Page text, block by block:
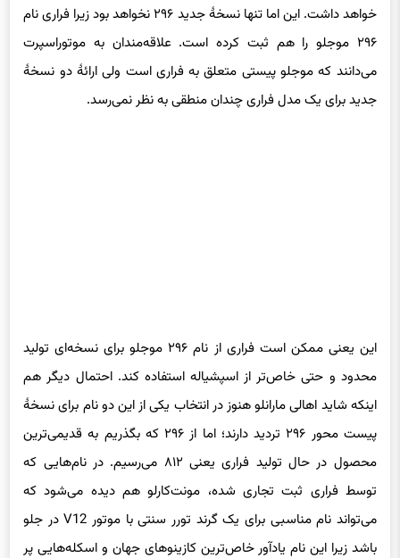
۲۹۶ موجلو را هم ثبت کرده است. علاقه‌مندان به موتوراسپرت
می‌دانند که موجلو پیستی متعلق به فراری است ولی ارائهٔ دو نسخهٔ
جدید برای یک مدل فراری چندان منطقی به نظر نمی‌رسد.
محدود و حتی خاص‌تر از اسپشیاله استفاده کند. احتمال دیگر هم
اینکه شاید اهالی مارانلو هنوز در انتخاب یکی از این دو نام برای نسخهٔ
پیست محور ۲۹۶ تردید دارند؛ اما از ۲۹۶ که بگذریم به قدیمی‌ترین
محصول در حال تولید فراری یعنی ۸۱۲ می‌رسیم. در نام‌هایی که
توسط فراری ثبت تجاری شده، مونت‌کارلو هم دیده می‌شود که
می‌تواند نام مناسبی برای یک گرند تورر سنتی با موتور V12 در جلو
باشد زیرا این نام یادآور خاص‌ترین کازینوهای جهان و اسکله‌هایی پر
از قایق‌های تفریحی صد میلیون دلاری است؛ بنابراین، فراری